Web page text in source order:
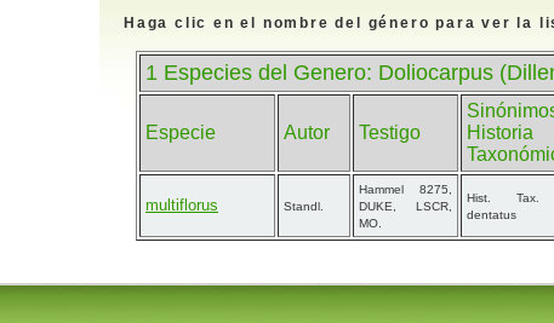
Haga clic en el nombre del género para ver la
1 Especies del Genero: Doliocarpus
Especie Autor Testigo
Historia
multiflorus Standl.
Hammel 8275,
DUKE, LSCR,
MO.
Hist. Tax.
dentatus